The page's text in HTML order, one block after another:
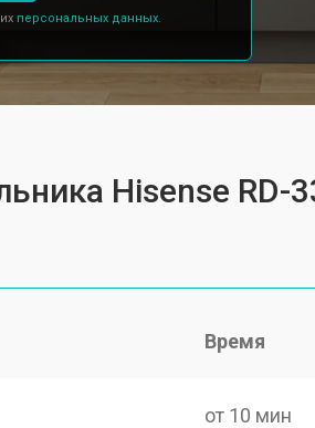
персональных данных.
Hisense RD-
Время
от 10 мин